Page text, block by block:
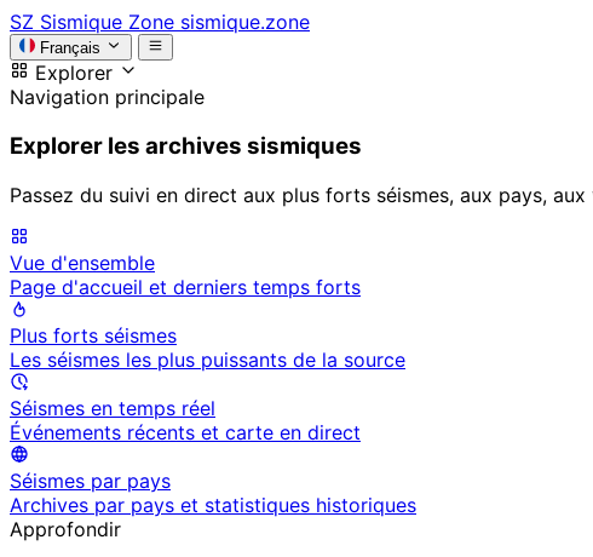
SZ Sismique Zone sismique.zone
Français
Explorer
Navigation principale
Explorer les archives sismiques
Passez du suivi en direct aux plus forts séismes, aux pays,
Vue d'ensemble
Page d'accueil et derniers temps forts
Plus forts séismes
Les séismes les plus puissants de la source
Séismes en temps réel
Événements récents et carte en direct
Séismes par pays
Archives par pays et statistiques historiques
Approfondir